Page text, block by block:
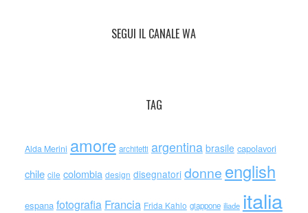
SEGUI IL CANALE WA
TAG
Alda Merini amore architetti argentina brasile capolavori
chile cile colombia design disegnatori donne english
espana fotografia Francia Frida Kahlo giappone iliade italia